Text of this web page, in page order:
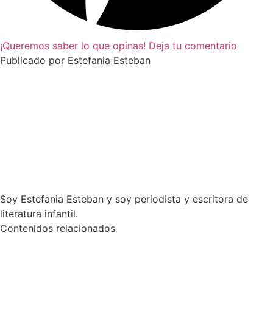
¡Queremos saber lo que opinas! Deja tu comentario
Publicado por Estefania Esteban
Soy Estefania Esteban y soy periodista y escritora de
literatura infantil.
Contenidos relacionados